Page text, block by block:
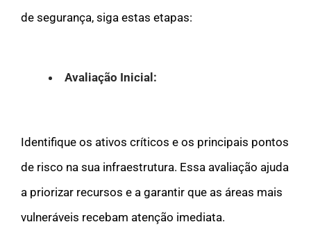
de segurança, siga estas etapas:
Avaliação Inicial:
Identifique os ativos críticos e os principais pontos
de risco na sua infraestrutura. Essa avaliação ajuda
a priorizar recursos e a garantir que as áreas mais
vulneráveis recebam atenção imediata.